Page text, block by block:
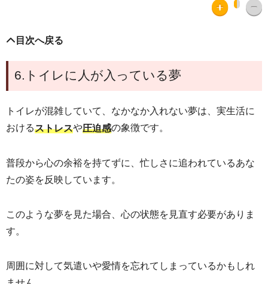
目次へ戻る
6.トイレに人が入っている夢
トイレが混雑していて、なかなか入れない夢は、実生活に
おけるストレスや圧迫感の象徴です。
普段から心の余裕を持てずに、忙しさに追われているあな
たの姿を反映しています。
このような夢を見た場合、心の状態を見直す必要がありま
す。
周囲に対して気遣いや愛情を忘れてしまっているかもしれ